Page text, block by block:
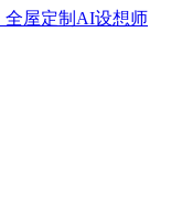
屋定制AI设想师